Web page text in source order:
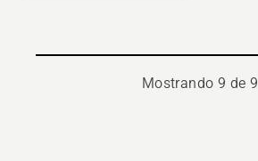
Mostrando 9 de 9